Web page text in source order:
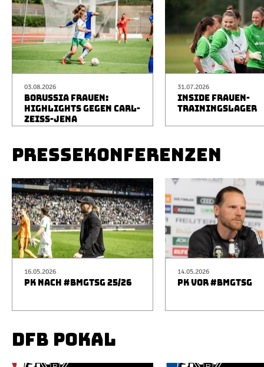
03.08.2026
BORUSSIA FRAUEN:
HIGHLIGHTS GEGEN CARL-
ZEISS-JENA
31.07.2026
INSIDE FRAUEN-
TRAININGSLAGER
PRESSEKONFERENZEN
16.05.2026
PK NACH #BMGTSG 25/26
14.05.2026
PK VOR #BMGTSG
DFB POKAL